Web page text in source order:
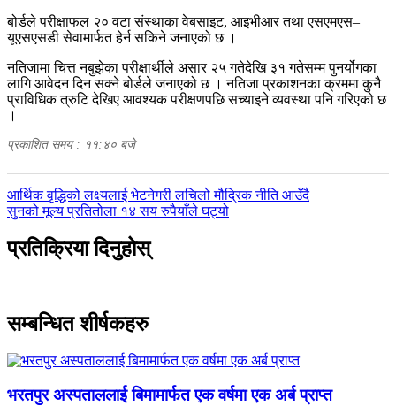
बोर्डले परीक्षाफल २० वटा संस्थाका वेबसाइट, आइभीआर तथा एसएमएस–
यूएसएसडी सेवामार्फत हेर्न सकिने जनाएको छ ।
नतिजामा चित्त नबुझेका परीक्षार्थीले असार २५ गतेदेखि ३१ गतेसम्म पुनर्योगका
लागि आवेदन दिन सक्ने बोर्डले जनाएको छ । नतिजा प्रकाशनका क्रममा कुनै
प्राविधिक त्रुटि देखिए आवश्यक परीक्षणपछि सच्याइने व्यवस्था पनि गरिएको छ
।
प्रकाशित समय : ११:४० बजे
पछिल्लाे
-
आर्थिक वृद्धिको लक्ष्यलाई भेटनेगरी लचिलो मौद्रिक नीति आउँदै
अघिल्लाे
सुनको मूल्य प्रतितोला १४ सय रुपैयाँले घट्यो
प्रतिक्रिया दिनुहोस्
सम्बन्धित शीर्षकहरु
भरतपुर अस्पताललाई बिमामार्फत एक वर्षमा एक अर्ब प्राप्त